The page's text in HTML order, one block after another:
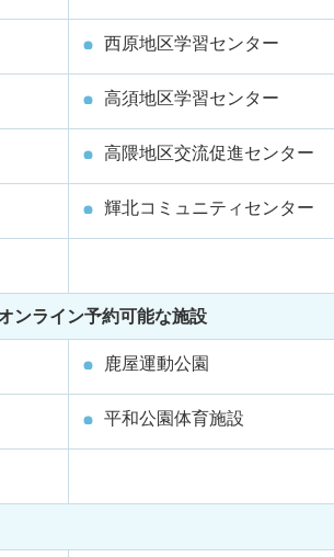
西原地区学習センター
高須地区学習センター
高隈地区交流促進センター
輝北コミュニティセンター
ンライン予約可能な施設
鹿屋運動公園
平和公園体育施設